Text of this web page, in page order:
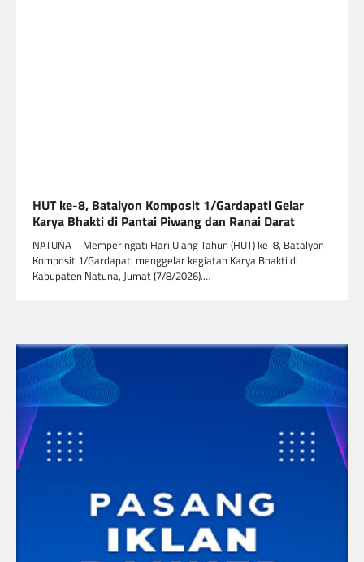
HUT ke-8, Batalyon Komposit 1/Gardapati Gelar
Karya Bhakti di Pantai Piwang dan Ranai Darat
NATUNA – Memperingati Hari Ulang Tahun (HUT) ke-8, Batalyon
Komposit 1/Gardapati menggelar kegiatan Karya Bhakti di
Kabupaten Natuna, Jumat (7/8/2026).…